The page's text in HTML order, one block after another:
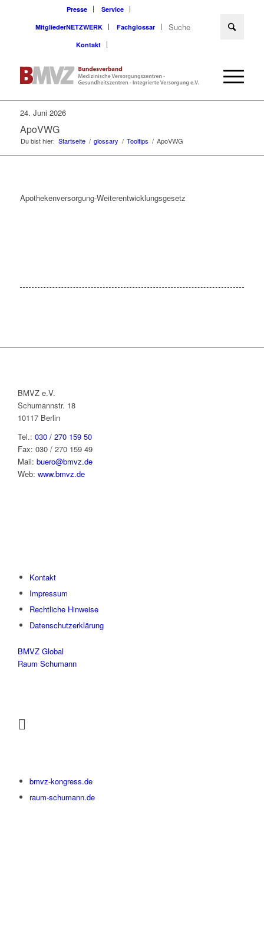
Presse
Service
MitgliederNETZWERK
Fachglossar
Kontakt
24. Juni 2026
ApoVWG
Du bist hier: Startseite / glossary / Tooltips / ApoVWG
Apothekenversorgung-Weiterentwicklungsgesetz
BMVZ e.V.
Schumannstr. 18
10117 Berlin
Tel.: 030 / 270 159 50
Fax: 030 / 270 159 49
Mail: buero@bmvz.de
Web: www.bmvz.de
Kontakt
Impressum
Rechtliche Hinweise
Datenschutzerklärung
BMVZ Global
Raum Schumann
bmvz-kongress.de
raum-schumann.de